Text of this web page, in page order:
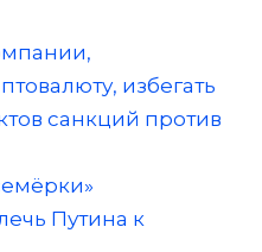
избегать
санкций против
Путина к